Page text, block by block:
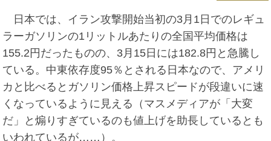
日本では、イラン攻撃開始当初の3月1日でのレギュ
ラーガソリンの1リットルあたりの全国平均価格は
155.2円だったものの、3月15日には182.8円と急騰し
ている。中東依存度95％とされる日本なので、アメリ
カと比べるとガソリン価格上昇スピードが段違いに速
くなっているように見える（マスメディアが「大変
だ」と煽りすぎているのも値上げを助長しているとも
いわれているが……）。